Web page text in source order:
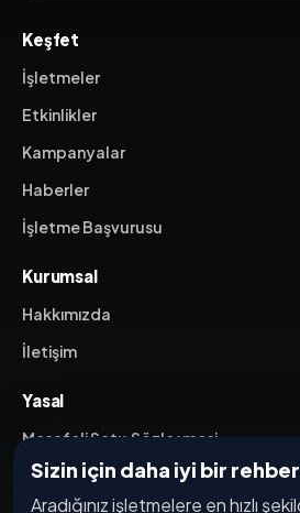
Sizin için daha iyi bir
Aradığınız işletmelere en hızlı
Keşfet
İşletmeler
Etkinlikler
Kampanyalar
Haberler
İşletme Başvurusu
Kurumsal
Hakkımızda
İletişim
Yasal
Mesafeli Satış Sözleşmesi
İptal / İade Koşulları